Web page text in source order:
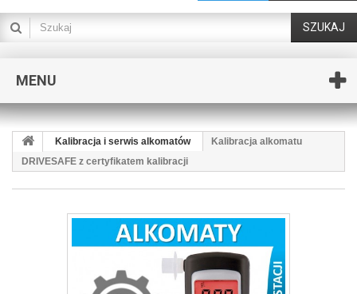
SZUKAJ
MENU
Kalibracja i serwis alkomatów
Kalibracja alkomatu
DRIVESAFE z certyfikatem kalibracji